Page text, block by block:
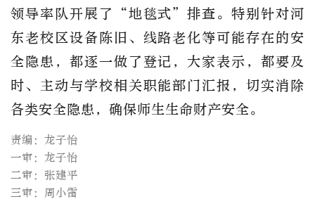
领导率队开展了“地毯式”排查。特别针对河
东老校区设备陈旧、线路老化等可能存在的安
全隐患，都逐一做了登记，大家表示，都要及
时、主动与学校相关职能部门汇报，切实消除
各类安全隐患，确保师生生命财产安全。
责编：龙子怡
一审：龙子怡
二审：张建平
三审：周小雷